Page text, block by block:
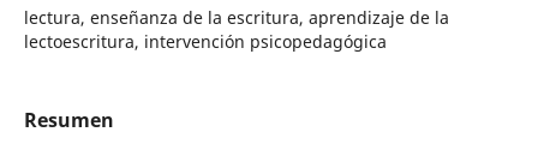
lectura, enseñanza de la escritura, aprendizaje de la
lectoescritura, intervención psicopedagógica
Resumen